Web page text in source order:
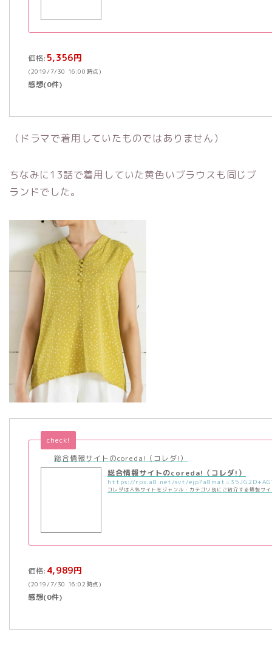
価格: 5,356円
(2019/7/30 16:00時点)
感想(0件)
（ドラマで着用していたものではありません）
ちなみに13話で着用していた黄色いブラウスも同じブ
ランドでした。
総合情報サイトのcoreda!（コレダ!）
check!
総合情報サイトのcoreda!（コレダ!）
コレダは人気サイトをジャンル・カテゴリ別にご紹介する情報サ
価格: 4,989円
(2019/7/30 16:02時点)
感想(0件)